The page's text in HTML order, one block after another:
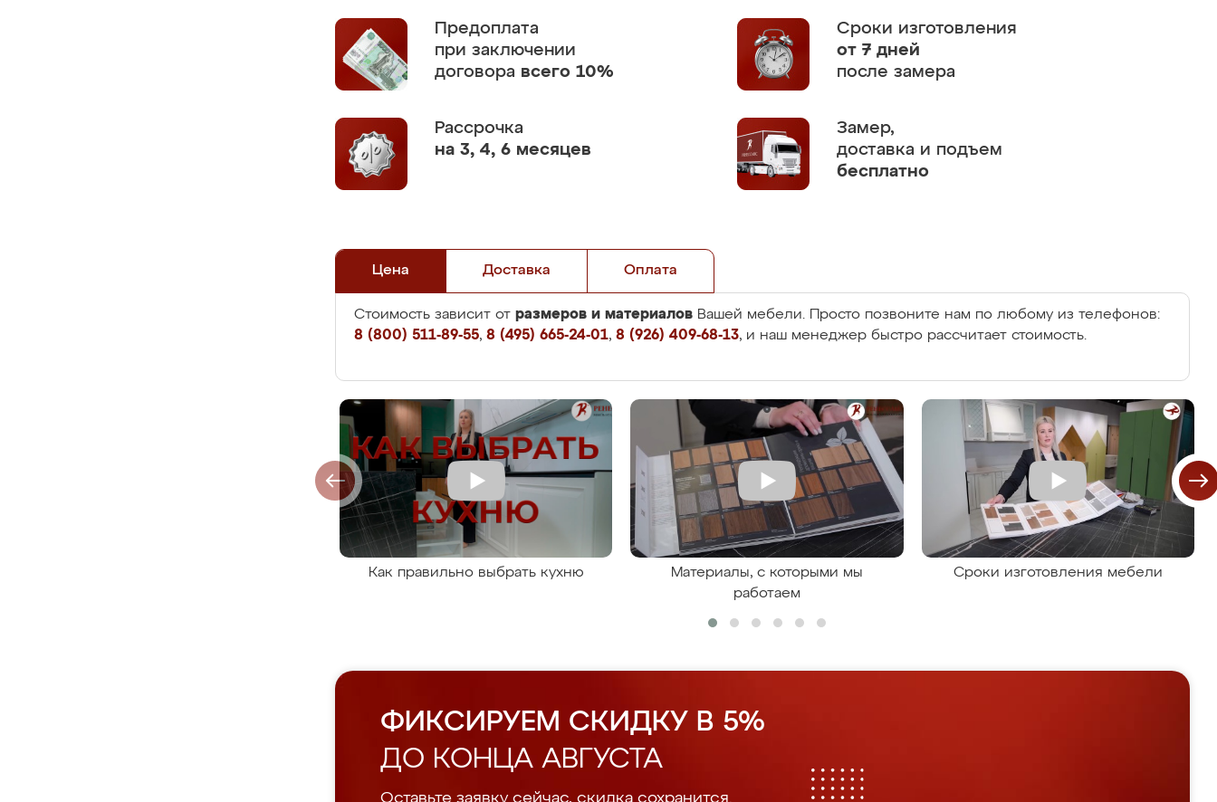
Предоплата
при заключении
договора всего 10%
Сроки изготовления
от 7 дней
после замера
Рассрочка
на 3, 4, 6 месяцев
Замер,
доставка и подъем
бесплатно
Цена Доставка Оплата
Стоимость зависит от размеров и материалов Вашей мебели. Просто позвоните нам по любому из телефонов:
8 (800) 511-89-55, 8 (495) 665-24-01, 8 (926) 409-68-13, и наш менеджер быстро рассчитает стоимость.
Как правильно выбрать кухню
Материалы, с которыми мы
работаем
Сроки изготовления мебели
ФИКСИРУЕМ СКИДКУ В 5%
ДО КОНЦА АВГУСТА
Оставьте заявку сейчас, скидка сохранится.